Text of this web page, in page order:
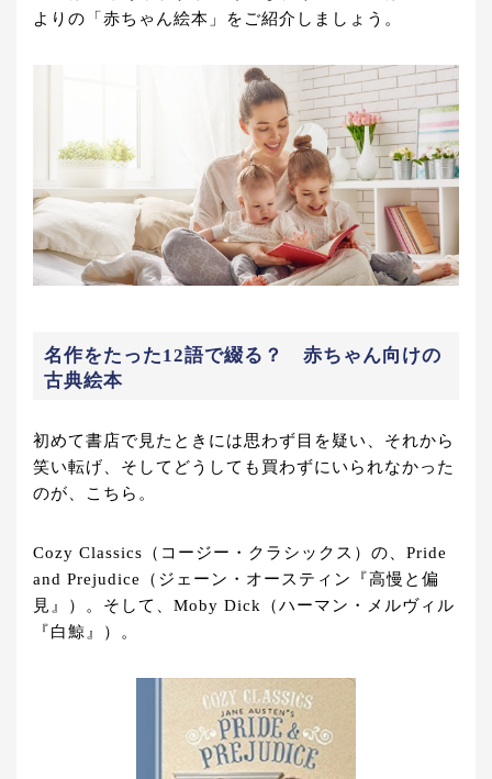
よりの「赤ちゃん絵本」をご紹介しましょう。
名作をたった12語で綴る？ 赤ちゃん向けの
古典絵本
初めて書店で見たときには思わず目を疑い、それから
笑い転げ、そしてどうしても買わずにいられなかった
のが、こちら。
Cozy Classics（コージー・クラシックス）の、Pride
and Prejudice（ジェーン・オースティン『高慢と偏
見』）。そして、Moby Dick（ハーマン・メルヴィル
『白鯨』）。